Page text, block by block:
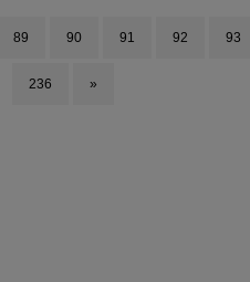
89 90 91 92 93
236 »